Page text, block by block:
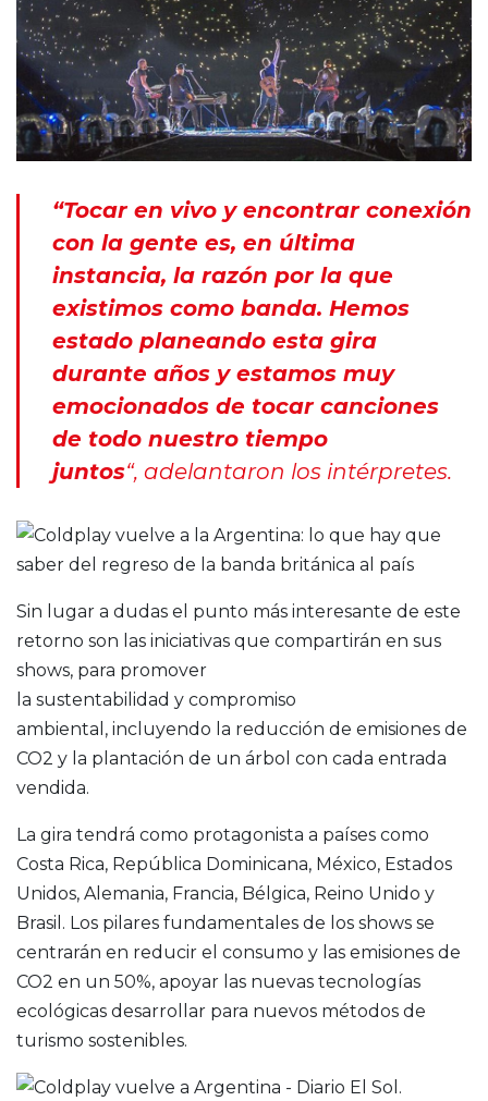
“Tocar en vivo y encontrar conexión
con la gente es, en última
instancia, la razón por la que
existimos como banda. Hemos
estado planeando esta gira
durante años y estamos muy
emocionados de tocar canciones
de todo nuestro tiempo
juntos“, adelantaron los intérpretes.
Sin lugar a dudas el punto más interesante de este
retorno son las iniciativas que compartirán en sus
shows, para promover
la sustentabilidad y compromiso
ambiental, incluyendo la reducción de emisiones de
CO2 y la plantación de un árbol con cada entrada
vendida.
La gira tendrá como protagonista a países como
Costa Rica, República Dominicana, México, Estados
Unidos, Alemania, Francia, Bélgica, Reino Unido y
Brasil. Los pilares fundamentales de los shows se
centrarán en reducir el consumo y las emisiones de
CO2 en un 50%, apoyar las nuevas tecnologías
ecológicas desarrollar para nuevos métodos de
turismo sostenibles.